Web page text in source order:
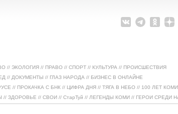
// ЭКОЛОГИЯ // ПРАВО // СПОРТ // КУЛЬТУРА // ПРОИСШЕСТВИЯ
// ДОКУМЕНТЫ // ГЛАЗ НАРОДА // БИЗНЕС В ОНЛАЙНЕ
// ПРОКАЧКА С БНК // ЦИФРА ДНЯ // ТЯГА В НЕБО // 100 ЛЕТ КОМИ
// ЗДОРОВЬЕ // СВОИ // СтарТуй // ЛЕГЕНДЫ КОМИ // ГЕРОИ СРЕДИ